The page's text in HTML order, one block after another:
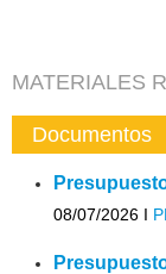
MATERIALES
Documentos
08/07/2026 I